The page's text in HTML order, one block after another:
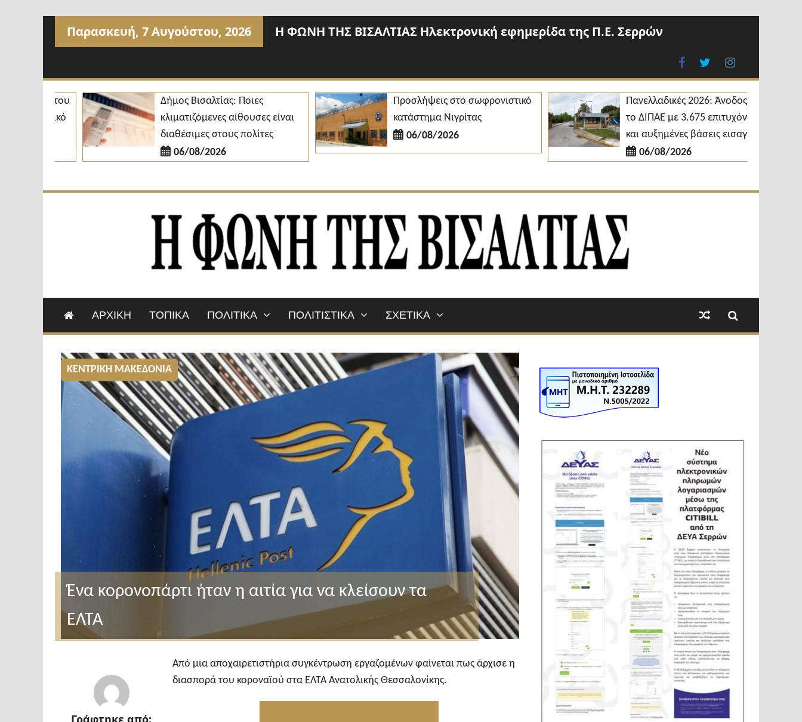
Παρασκευή, 7 Αυγούστου, 2026 Η ΦΩΝΗ ΤΗΣ ΒΙΣΑΛΤΙΑΣ Ηλεκτρονική εφημερίδα της Π.Ε. Σερρών
facebook
twitter
Δήμος Βισαλτίας: Ποιες
κλιματιζόμενες αίθουσες είναι
διαθέσιμες στους πολίτες
06/08/2026
Προσλήψεις στο σωφρονιστικό
κατάστημα Νιγρίτας
06/08/2026
Πανελλαδικές 2026: Άνοδος για
το ΔΙΠΑΕ με 3.675 επιτυχόντες
και αυξημένες βάσεις εισαγωγής
06/08/2026
ΑΡΧΙΚΗ ΤΟΠΙΚΑ ΠΟΛΙΤΙΚΑ ΠΟΛΙΤΙΣΤΙΚΑ ΣΧΕΤΙΚΑ
ΚΕΝΤΡΙΚΗ ΜΑΚΕΔΟΝΙΑ
Ένα κορονοπάρτι ήταν η αιτία για να κλείσουν τα
ΕΛΤΑ
Γράφτηκε από:
Από μια αποχαιρετιστήρια συγκέντρωση εργαζομένων φαίνεται πως άρχισε η
διασπορά του κοροναϊού στα ΕΛΤΑ Ανατολικής Θεσσαλονίκης.